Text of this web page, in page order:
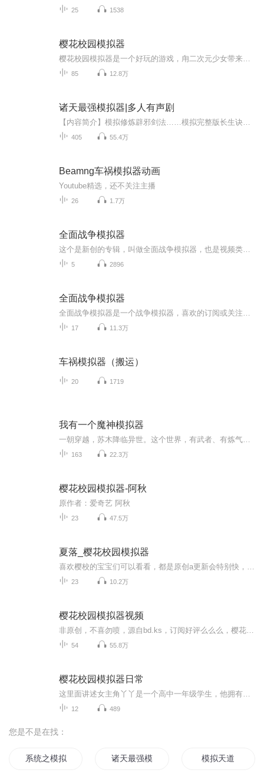
25 1538
樱花校园模拟器
85 12.8万
诸天最强模拟器|多人有声剧
405 55.4万
Beamng车祸模拟器动画
Youtube精选，还不关注主播
26 1.7万
全面战争模拟器
5 2896
全面战争模拟器
17 11.3万
车祸模拟器（搬运）
20 1719
我有一个魔神模拟器
163 22.3万
樱花校园模拟器-阿秋
原作者：爱奇艺 阿秋
23 47.5万
夏落_樱花校园模拟器
23 10.2万
樱花校园模拟器视频
54 55.8万
樱花校园模拟器日常
12 489
您是不是在找：
系统之模拟人生 诸天最强模拟器 模拟天道